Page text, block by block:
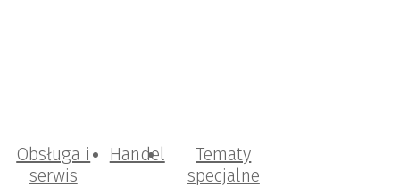
Obsługa i
serwis
Handel
Tematy
specjalne